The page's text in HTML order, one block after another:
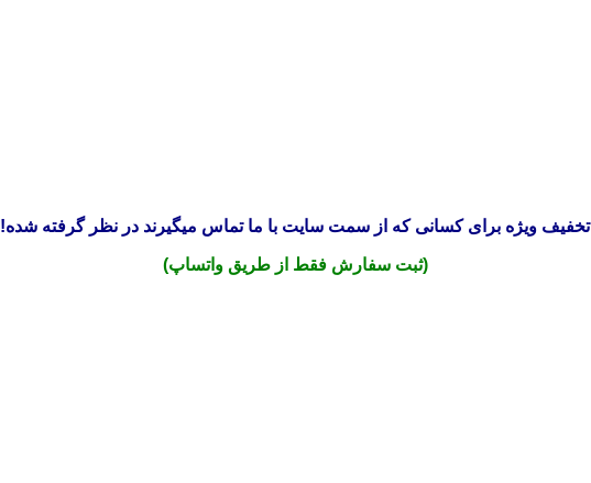
تخفیف ویژه برای کسانی که از سمت سایت با ما تماس میگیرند در نظر گرفته شده!
(ثبت سفارش فقط از طریق واتساپ)